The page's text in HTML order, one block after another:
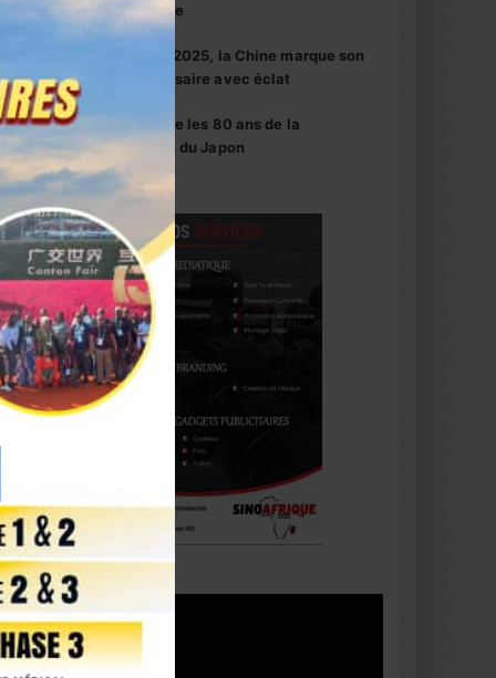
diplomatique
1er octobre 2025, la Chine marque son
76e anniversaire avec éclat
La Chine fête les 80 ans de la
capitulation du Japon
Lecteur
vidéo